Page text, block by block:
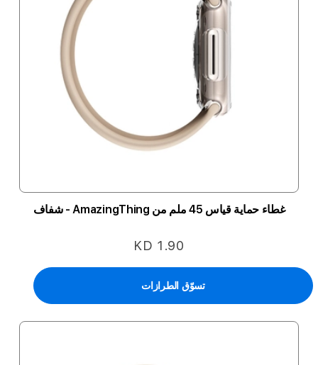
غطاء حماية قياس 45 ملم من AmazingThing - شفاف
KD 1.90
تسوّق الطرازات